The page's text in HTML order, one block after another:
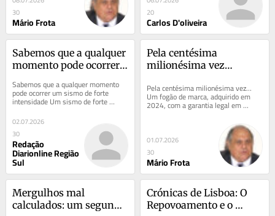
30
Mário Frota
20
Carlos D'oliveira
Sabemos que a qualquer
momento pode ocorrer
intensidade
Sabemos que a qualquer momento
pode ocorrer um sismo de forte
intensidade Um sismo de forte
qualquer...
02.07.2026
30
Redação
Diarionline Região
Sul
Pela centésima
milionésima vez…
Pela centésima milionésima vez…
Um fogão de marca, adquirido em
2024, com a garantia legal em
vigor.Vidro do forno que se estilhaça
01.07.2026
30
Mário Frota
Mergulhos mal
calculados: um segundo
Crónicas de Lisboa: O
Repovoamento e o